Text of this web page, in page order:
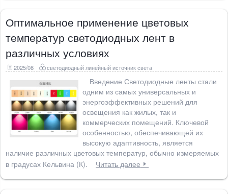
Оптимальное применение цветовых
температур светодиодных лент в
различных условиях
2025/08 светодиодный линейный источник света
Введение Светодиодные ленты стали
одним из самых универсальных и
энергоэффективных решений для
освещения как жилых, так и
коммерческих помещений. Ключевой
особенностью, обеспечивающей их
высокую адаптивность, является
наличие различных цветовых температур, обычно измеряемых
в градусах Кельвина (К).
Читать далее